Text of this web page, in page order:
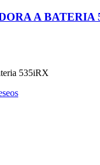
A BATERIA
535iRX